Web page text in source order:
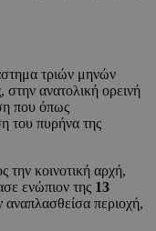
τριών μηνών
ανατολική ορεινή
που όπως
του πυρήνα της
την κοινοτική αρχή,
ενώπιον της 13
αναπλασθείσα περιοχή,